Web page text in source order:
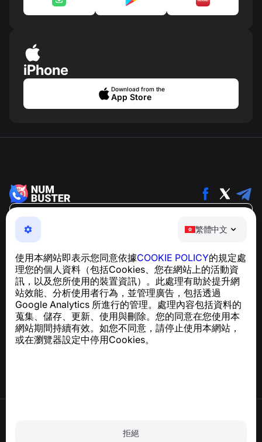
繁體中文
使用本網站即表示您同意依據COOKIE POLICY的規定處
理您的個人資料（包括Cookies、您在網站上的活動資
訊，以及您所使用的裝置資訊）。此處理有助於提升網
站效能、分析使用者行為，並管理廣告，包括透過
Google Analytics 所進行的管理。處理內容包括資料的
蒐集、儲存、更新、使用與刪除。您的同意在您使用本
網站期間持續有效。如您不同意，請停止使用本網站，
或在瀏覽器設定中停用Cookies。
拒絕
iPhone
Download from the
App Store
NumBuster © 2013—2026 ·
support@numbuster.com
及騷擾內容
關於 GDPR 合規的諮詢：support@numbuster.com
說明中心
新聞與文章
關於專案
聯絡方式